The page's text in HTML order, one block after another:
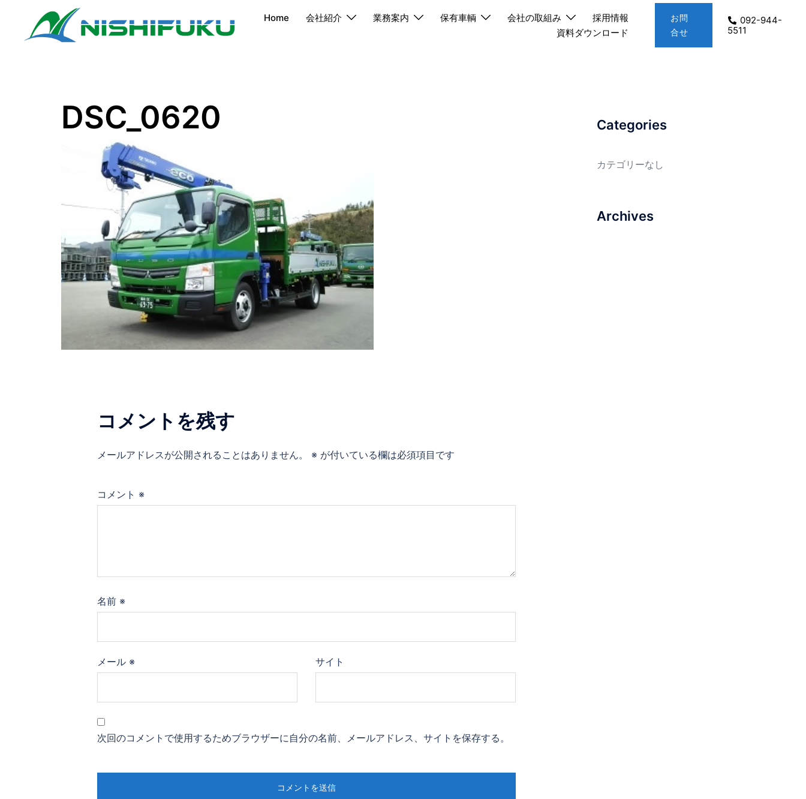
Home 会社紹介 業務案内 保有車輌 会社の取組み
採用情報
資料ダウンロード
お問
合せ
092-944-
5511
DSC_0620
コメントを残す
メールアドレスが公開されることはありません。 ※ が付いている欄は必須項目です
コメント ※
名前 ※
メール ※ サイト
次回のコメントで使用するためブラウザーに自分の名前、メールアドレス、サイトを保存する。
Categories
カテゴリーなし
Archives